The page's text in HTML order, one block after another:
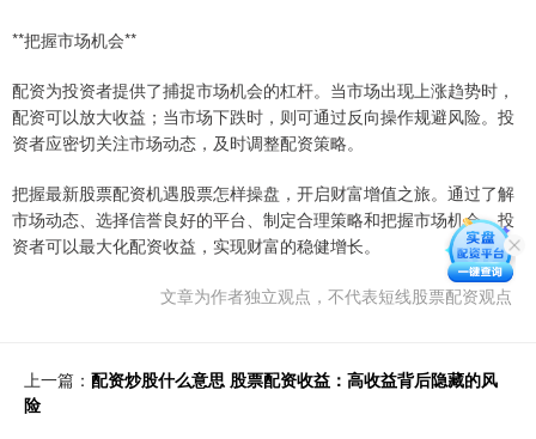
**把握市场机会**
配资为投资者提供了捕捉市场机会的杠杆。当市场出现上涨趋势时，
配资可以放大收益；当市场下跌时，则可通过反向操作规避风险。投
资者应密切关注市场动态，及时调整配资策略。
把握最新股票配资机遇股票怎样操盘，开启财富增值之旅。通过了解
市场动态、选择信誉良好的平台、制定合理策略和把握市场机会，投
资者可以最大化配资收益，实现财富的稳健增长。
文章为作者独立观点，不代表短线股票配资观点
上一篇： 配资炒股什么意思 股票配资收益：高收益背后隐藏的风
险